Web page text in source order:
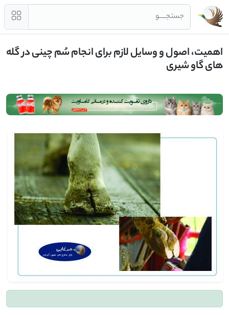
جستجــــو
اهمیت، اصول و وسایل لازم برای انجام سُم چینی در گله
های گاو شیری